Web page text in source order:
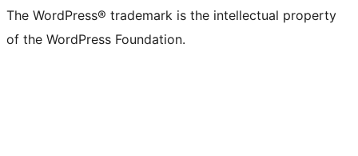
The WordPress® trademark is the intellectual property
of the WordPress Foundation.